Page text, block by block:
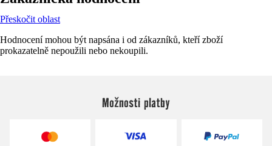
Přeskočit oblast
Hodnocení mohou být napsána i od zákazníků, kteří zboží
prokazatelně nepoužili nebo nekoupili.
Možnosti platby